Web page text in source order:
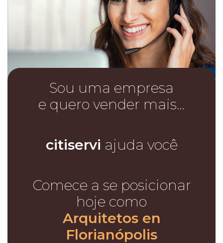
Sou uma empresa
e quero vender mais…
citiservi ajuda você
Comece a se posicionar
hoje como
Arquitetos en
Florianópolis